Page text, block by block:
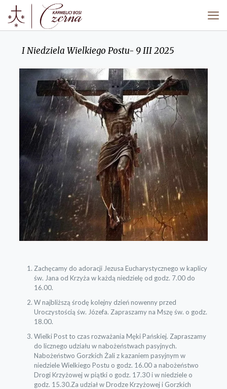
I Niedziela Wielkiego Postu- 9 III 2025
Zachęcamy do adoracji Jezusa Eucharystycznego w kaplicy
św. Jana od Krzyża w każdą niedzielę od godz. 7.00 do
16.00.
W najbliższą środę kolejny dzień nowenny przed
Uroczystością św. Józefa. Zapraszamy na Mszę św. o godz.
18.00.
Wielki Post to czas rozważania Męki Pańskiej. Zapraszamy
do licznego udziału w nabożeństwach pasyjnych.
Nabożeństwo Gorzkich Żali z kazaniem pasyjnym w
niedziele Wielkiego Postu o godz. 16.00 a nabożeństwo
Drogi Krzyżowej w piątki o godz. 17.30 i w niedziele o
godz. 15.30.Za udział w Drodze Krzyżowej i Gorzkich